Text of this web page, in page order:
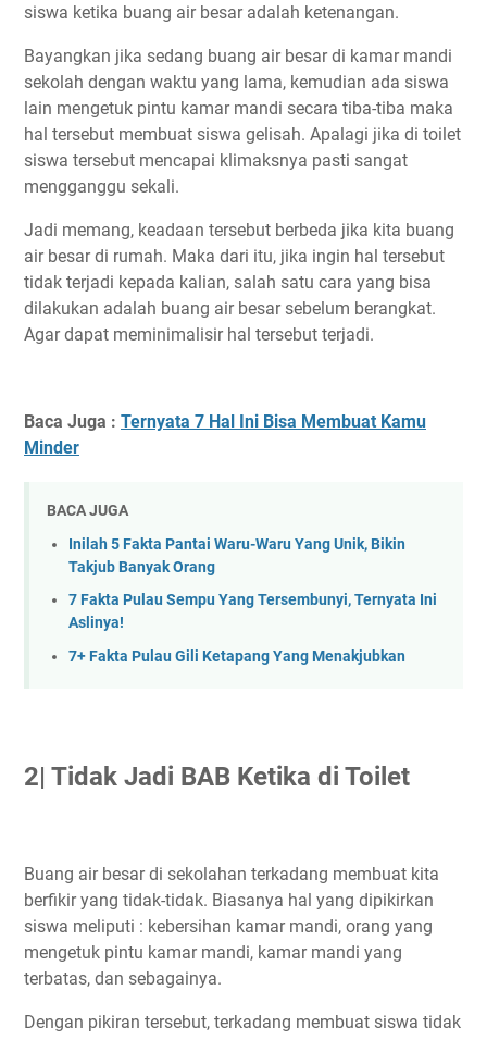
siswa ketika buang air besar adalah ketenangan.
Bayangkan jika sedang buang air besar di kamar mandi
sekolah dengan waktu yang lama, kemudian ada siswa
lain mengetuk pintu kamar mandi secara tiba-tiba maka
hal tersebut membuat siswa gelisah. Apalagi jika di toilet
siswa tersebut mencapai klimaksnya pasti sangat
mengganggu sekali.
Jadi memang, keadaan tersebut berbeda jika kita buang
air besar di rumah. Maka dari itu, jika ingin hal tersebut
tidak terjadi kepada kalian, salah satu cara yang bisa
dilakukan adalah buang air besar sebelum berangkat.
Agar dapat meminimalisir hal tersebut terjadi.
Baca Juga : Ternyata 7 Hal Ini Bisa Membuat Kamu
Minder
BACA JUGA
Inilah 5 Fakta Pantai Waru-Waru Yang Unik, Bikin
Takjub Banyak Orang
7 Fakta Pulau Sempu Yang Tersembunyi, Ternyata Ini
Aslinya!
7+ Fakta Pulau Gili Ketapang Yang Menakjubkan
2| Tidak Jadi BAB Ketika di Toilet
Buang air besar di sekolahan terkadang membuat kita
berfikir yang tidak-tidak. Biasanya hal yang dipikirkan
siswa meliputi : kebersihan kamar mandi, orang yang
mengetuk pintu kamar mandi, kamar mandi yang
terbatas, dan sebagainya.
Dengan pikiran tersebut, terkadang membuat siswa tidak